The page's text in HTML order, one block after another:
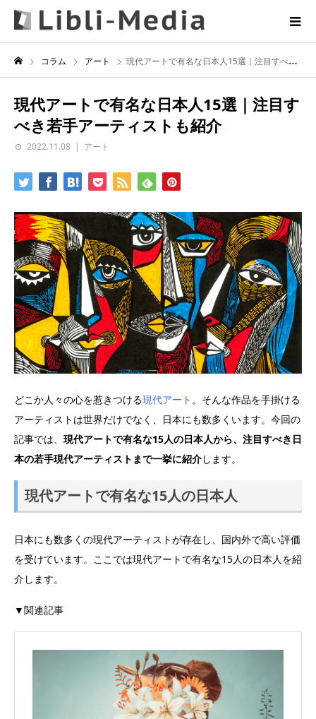
コラム アート 現代アートで有名な日本人15選｜注目すべき若手アーティストも紹介
現代アートで有名な日本人15選｜注目す
べき若手アーティストも紹介
2022.11.08 アート
どこか人々の心を惹きつける現代アート 。そんな作品を手掛ける
アーティストは世界だけでなく、日本にも数多くいます。今回の
記事では、 現代アートで有名な15人の日本人から、注目すべき日
本の若手現代アーティストまで一挙に紹介します。
現代アートで有名な15人の日本人
日本にも数多くの現代アーティストが存在し、国内外で高い評価
を受けています。ここでは現代アートで有名な15人の日本人を紹
介します。
▼関連記事